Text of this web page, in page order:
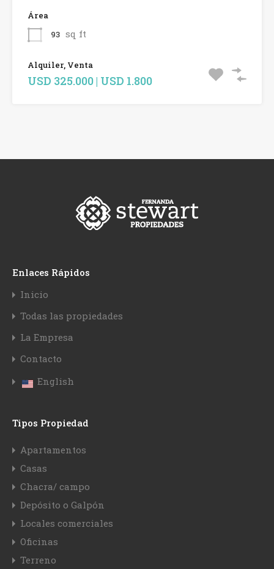
Área
93 sq ft
Alquiler, Venta
USD 325.000 | USD 1.800
Enlaces Rápidos
Inicio
Todas las propiedades
La Empresa
Contacto
English
Tipos Propiedad
Apartamentos
Casas
Chacra/ campo
Depósito o Galpón
Locales comerciales
Oficinas
Terreno